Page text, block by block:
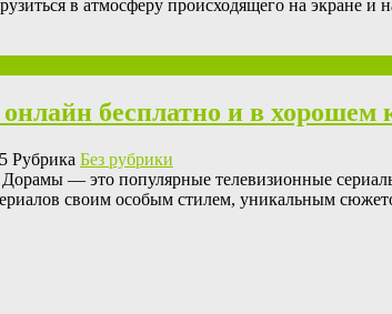
в атмосферу происходящего на экране и
бесплатно и в хорошем
Рубрика Без рубрики
— это популярные телевизионные
своим особым стилем, уникальным